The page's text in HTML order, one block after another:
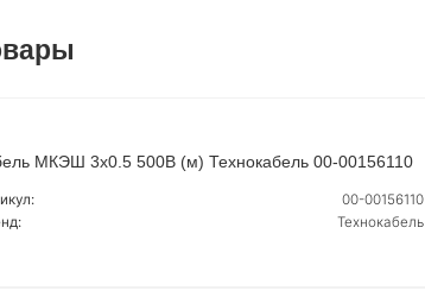
МКЭШ 3х0.5 500В (м) Технокабель 00-00156110
00-00156110
Технокабель